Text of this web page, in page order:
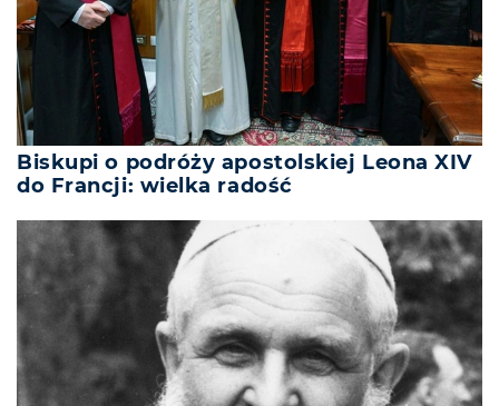
Biskupi o podróży apostolskiej Leona XIV
do Francji: wielka radość